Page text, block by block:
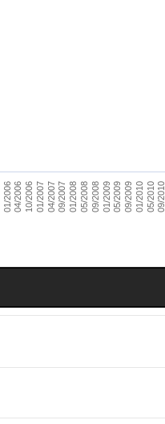
01/200604/200610/200601/200704/200709/200701/200805/200809/200801/200905/200909/200901/201005/201009/